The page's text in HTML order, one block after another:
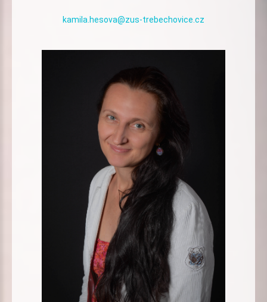
kamila.hesova@zus-trebechovice.cz